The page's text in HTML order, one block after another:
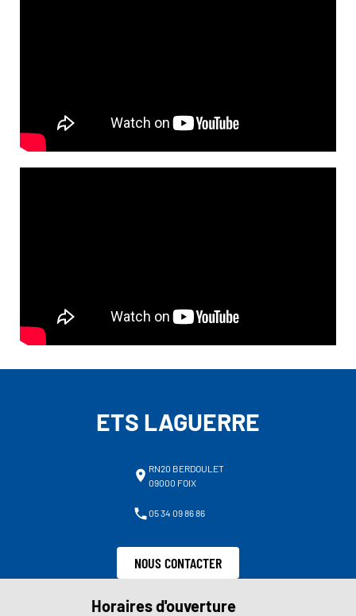
ETS LAGUERRE
RN20 BERDOULET
09000 FOIX
05 34 09 86 86
NOUS CONTACTER
Horaires d'ouverture